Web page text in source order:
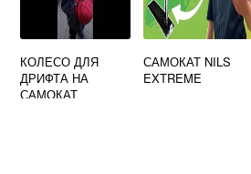
КОЛЕСО ДЛЯ
ДРИФТА НА
САМОКАТ
САМОКАТ NILS
EXTREME